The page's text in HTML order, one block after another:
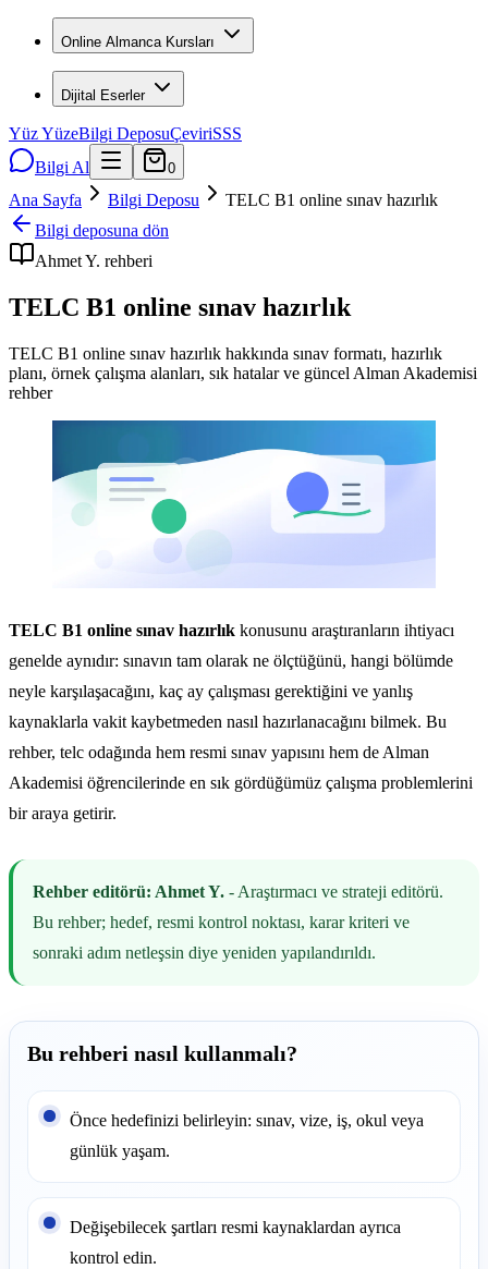
Online Almanca Kursları
Dijital Eserler
Yüz YüzeBilgi DeposuÇeviriSSS
Bilgi Al
0
Ana Sayfa Bilgi Deposu
TELC B1 online sınav hazırlık
Bilgi deposuna dön
Ahmet Y. rehberi
TELC B1 online sınav hazırlık
TELC B1 online sınav hazırlık hakkında sınav formatı, hazırlık
planı, örnek çalışma alanları, sık hatalar ve güncel Alman Akademisi
rehber
TELC B1 online sınav hazırlık konusunu araştıranların ihtiyacı
genelde aynıdır: sınavın tam olarak ne ölçtüğünü, hangi bölümde
neyle karşılaşacağını, kaç ay çalışması gerektiğini ve yanlış
kaynaklarla vakit kaybetmeden nasıl hazırlanacağını bilmek. Bu
rehber, telc odağında hem resmi sınav yapısını hem de Alman
Akademisi öğrencilerinde en sık gördüğümüz çalışma problemlerini
bir araya getirir.
Rehber editörü: Ahmet Y. - Araştırmacı ve strateji editörü.
Bu rehber; hedef, resmi kontrol noktası, karar kriteri ve
sonraki adım netleşsin diye yeniden yapılandırıldı.
Bu rehberi nasıl kullanmalı?
Önce hedefinizi belirleyin: sınav, vize, iş, okul veya
günlük yaşam.
Değişebilecek şartları resmi kaynaklardan ayrıca
kontrol edin.